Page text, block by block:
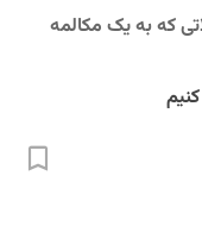
که به یک مکالمه